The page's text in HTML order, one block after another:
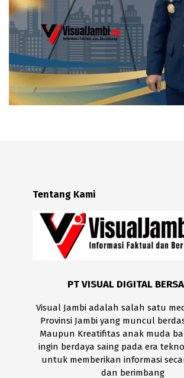
Tentang Kami
PT VISUAL DIGITAL
Visual Jambi adalah salah satu
Provinsi Jambi yang muncul
Maupun Kreatifitas anak muda
ingin berdaya saing pada era
untuk memberikan informasi
dan berimbang